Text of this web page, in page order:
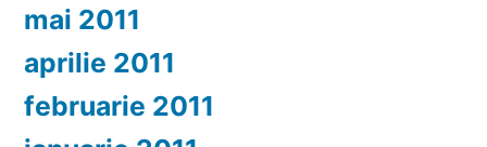
mai 2011
aprilie 2011
februarie 2011